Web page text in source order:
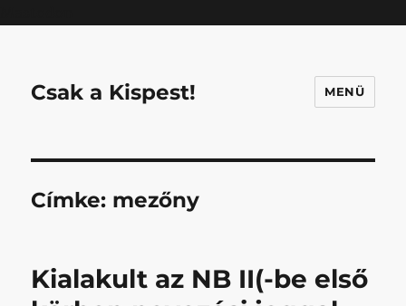
Csak a Kispest! MENÜ
Címke: mezőny
Kialakult az NB II(-be első